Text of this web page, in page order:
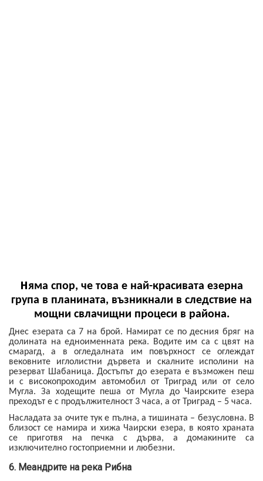
Няма спор, че това е най-красивата езерна
група в планината, възникнали в следствие на
мощни свлачищни процеси в района.
Днес езерата са 7 на брой. Намират се по десния бряг на
долината на едноименната река. Водите им са с цвят на
смарагд, а в огледалната им повърхност се оглеждат
вековните иглолистни дървета и скалните исполини на
резерват Шабаница. Достъпът до езерата е възможен пеш
и с високопроходим автомобил от Триград или от село
Мугла. За ходещите пеша от Мугла до Чаирските езера
преходът е с продължителност 3 часа, а от Триград – 5 часа.
Насладата за очите тук е пълна, а тишината – безусловна. В
близост се намира и хижа Чаирски езера, в която храната
се приготвя на печка с дърва, а домакините са
изключително гостоприемни и любезни.
6. Меандрите на река Рибна